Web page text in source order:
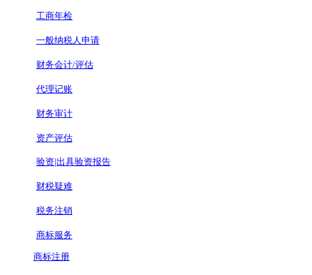
工商年检
一般纳税人申请
财务会计/评估
代理记账
财务审计
资产评估
验资|出具验资报告
财税疑难
税务注销
商标服务
商标注册